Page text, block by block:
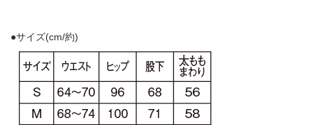
●サイズ(cm/約)